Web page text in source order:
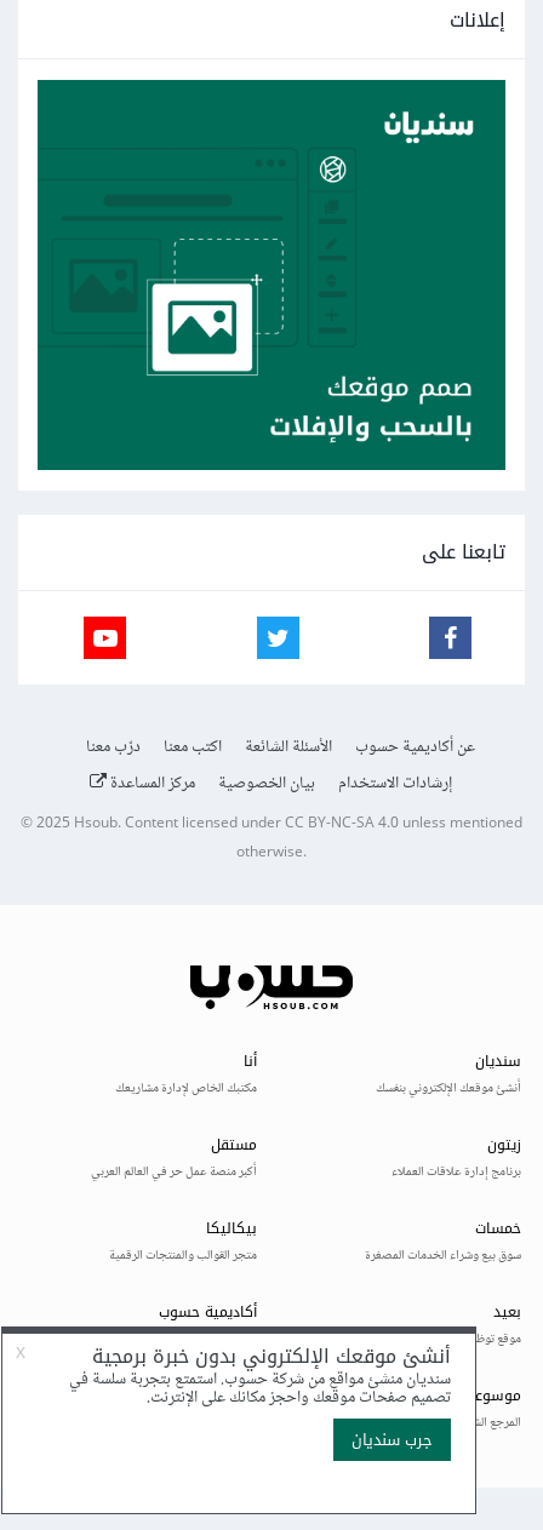
إعلانات
تابعنا على
عن أكاديمية حسوب الأسئلة الشائعة اكتب معنا
درّب معنا
إرشادات الاستخدام
بيان الخصوصية مركز المساعدة
© 2025Hsoub.Content licensed underCC BY-NC-SA 4.0unless mentioned
otherwise.